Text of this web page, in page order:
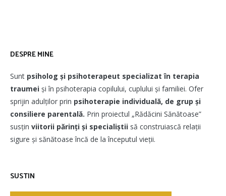
DESPRE MINE
Sunt psiholog și psihoterapeut specializat în terapia
traumei și în psihoterapia copilului, cuplului și familiei. Ofer
sprijin adulților prin psihoterapie individuală, de grup și
consiliere parentală. Prin proiectul „Rădăcini Sănătoase”
susțin viitorii părinți și specialiștii să construiască relații
sigure și sănătoase încă de la începutul vieții.
SUSTIN